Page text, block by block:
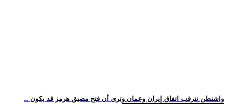
.. واشنطن تترقب اتفاق إيران وعمان وترى أن فتح مضيق هرمز قد يكون